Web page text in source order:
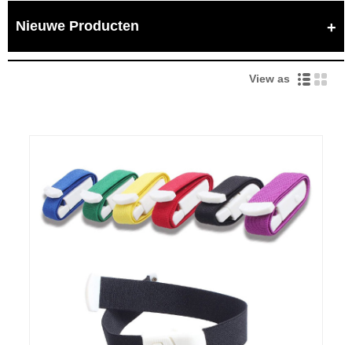
Nieuwe Producten
View as